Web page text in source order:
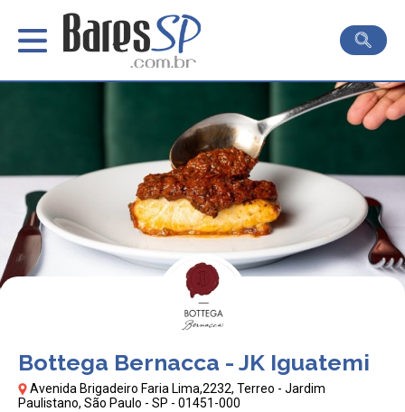
Bottega Bernacca - JK Iguatemi
Avenida Brigadeiro Faria Lima,2232, Terreo - Jardim
Paulistano, São Paulo - SP - 01451-000